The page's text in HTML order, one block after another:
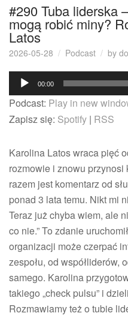
#290 Tuba liderska
mogą robić miny?
Latos
2026-05-28 Podcast by
Odtwarzacz
plików
dźwiękowych
00:00
Podcast: Play in new
Zapisz się: Spotify | RSS
Karolina Latos wraca pięć
rozmowie i znowu przynosi
razem jest komentarz od
ponad 3 lata temu. Nikt mi
Teraz już chyba wiem, ale
co nie.” To zdanie
organizacji może czerpać
zespołu, od współliderów,
samego. Karolina
takiego „check pulsu” i
Rozmawiamy też o tubie